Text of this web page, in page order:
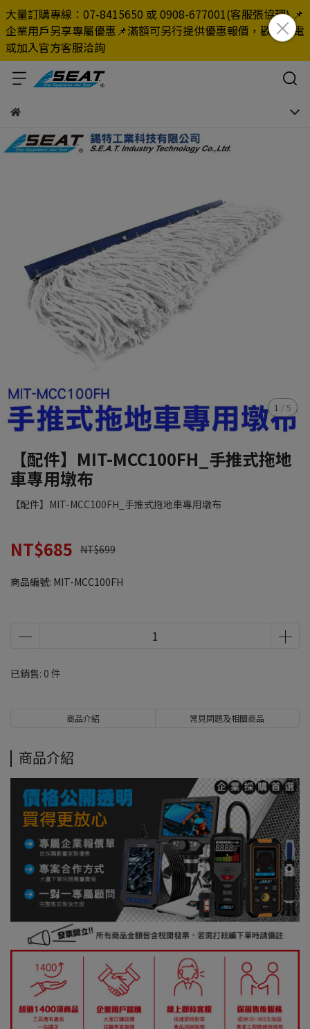
大量訂購專線：07-8415650 或 0908-677001(客服張協理) 📌
企業用戶另享專屬優惠📌滿額可另行提供優惠報價，歡迎來電
或加入官方客服洽詢
1 /5
【配件】MIT-MCC100FH_手推式拖地
車專用墩布
【配件】MIT-MCC100FH_手推式拖地車專用墩布
NT$685 NT$699
商品編號: MIT-MCC100FH
已銷售: 0 件
商品介紹 常見問題及相關商品
商品介紹